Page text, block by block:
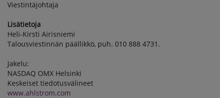
Viestintäjohtaja
Lisätietoja
Heli-Kirsti Airisniemi
Talousviestinnän päällikkö, puh. 010 888 4731.
Jakelu:
NASDAQ OMX Helsinki
Keskeiset tiedotusvälineet
www.ahlstrom.com